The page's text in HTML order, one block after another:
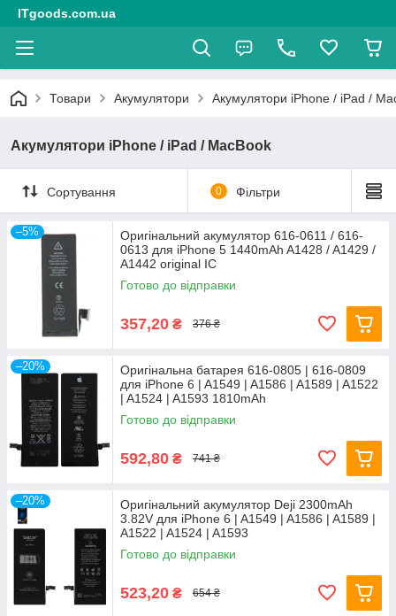
ITgoods.com.ua
Товари Акумулятори Акумулятори iPhone / iPad /
Акумулятори iPhone / iPad / MacBook
Сортування 0 Фільтри
–5%
Оригінальний акумулятор 616-0611 / 616-
0613 для iPhone 5 1440mAh A1428 / A1429 /
A1442 original IC
Готово до відправки
357,20 ₴ 376 ₴
–20%
Оригінальна батарея 616-0805 | 616-0809
для iPhone 6 | A1549 | A1586 | A1589 | A1522
| A1524 | A1593 1810mAh
Готово до відправки
592,80 ₴ 741 ₴
–20%
Оригінальний акумулятор Deji 2300mAh
3.82V для iPhone 6 | A1549 | A1586 | A1589 |
A1522 | A1524 | A1593
Готово до відправки
523,20 ₴ 654 ₴